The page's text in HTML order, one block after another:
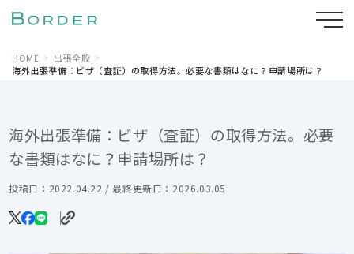
HOME
出張全般
海外出張準備：ビザ（査証）の取得方法。必要な書類はなに？申請場所は？
海外出張準備：ビザ（査証）の取得方法。必要
な書類はなに？申請場所は？
投稿日：2022.04.22 / 最終更新日：2026.03.05